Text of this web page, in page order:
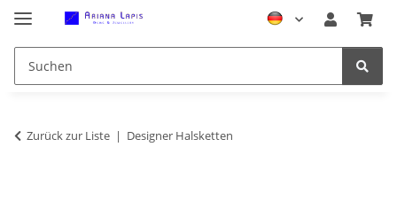
Zurück zur Liste Designer Halsketten